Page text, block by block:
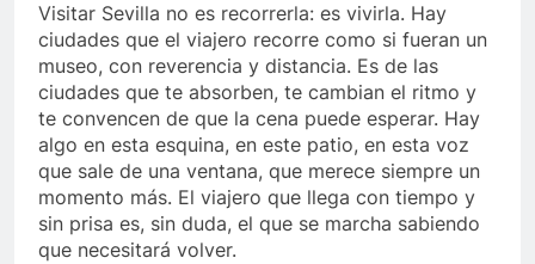
Visitar Sevilla no es recorrerla: es vivirla. Hay
ciudades que el viajero recorre como si fueran un
museo, con reverencia y distancia. Es de las
ciudades que te absorben, te cambian el ritmo y
te convencen de que la cena puede esperar. Hay
algo en esta esquina, en este patio, en esta voz
que sale de una ventana, que merece siempre un
momento más. El viajero que llega con tiempo y
sin prisa es, sin duda, el que se marcha sabiendo
que necesitará volver.